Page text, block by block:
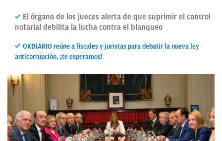
El órgano de los jueces alerta de que suprimir el control
notarial debilita la lucha contra el blanqueo
OKDIARIO reúne a fiscales y juristas para debatir la nueva ley
anticorrupción, ¡te esperamos!